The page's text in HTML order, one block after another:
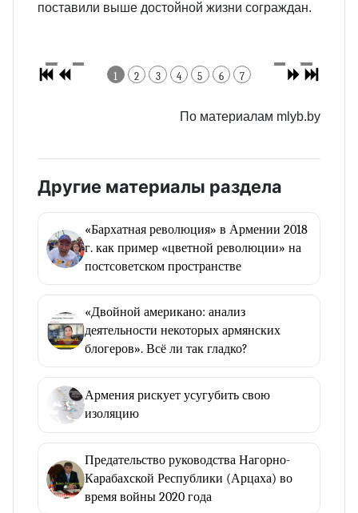
поставили выше достойной жизни сограждан.
1 2 3 4 5 6 7
По материалам mlyb.by
Другие материалы раздела
«Бархатная революция» в Армении 2018
г. как пример «цветной революции» на
постсоветском пространстве
«Двойной американо: анализ
деятельности некоторых армянских
блогеров». Всё ли так гладко?
Армения рискует усугубить свою
изоляцию
Предательство руководства Нагорно-
Карабахской Республики (Арцаха) во
время войны 2020 года